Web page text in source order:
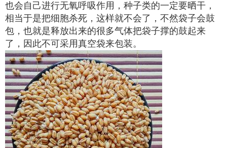
也会自己进行无氧呼吸作用，种子类的一定要晒干，
相当于是把细胞杀死，这样就不会了，不然袋子会鼓
包，也就是释放出来的很多气体把袋子撑的鼓起来
了，因此不可采用真空袋来包装。